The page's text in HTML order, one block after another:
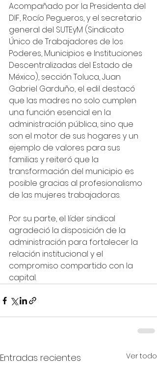
Acompañado por la Presidenta del
DIF, Rocío Pegueros, y el secretario
general del SUTEyM (Sindicato
Único de Trabajadores de los
Poderes, Municipios e Instituciones
Descentralizadas del Estado de
México), sección Toluca, Juan
Gabriel Garduño, el edil destacó
que las madres no solo cumplen
una función esencial en la
administración pública, sino que
son el motor de sus hogares y un
ejemplo de valores para sus
familias y reiteró que la
transformación del municipio es
posible gracias al profesionalismo
de las mujeres trabajadoras.
Por su parte, el líder sindical
agradeció la disposición de la
administración para fortalecer la
relación institucional y el
compromiso compartido con la
capital.
Entradas recientes Ver todo